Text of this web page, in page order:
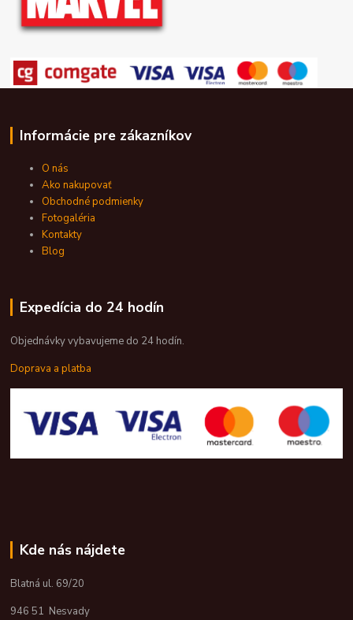
Informácie pre zákazníkov
O nás
Ako nakupovať
Obchodné podmienky
Fotogaléria
Kontakty
Blog
Expedícia do 24 hodín
Objednávky vybavujeme do 24 hodín.
Doprava a platba
Kde nás nájdete
Blatná ul. 69/20
946 51 Nesvady